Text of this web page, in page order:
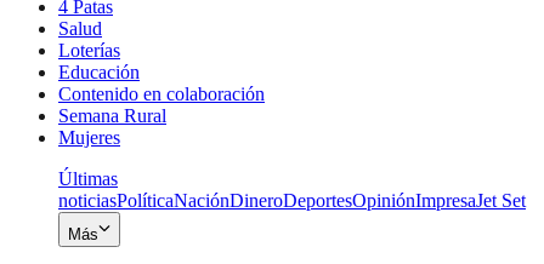
4 Patas
Salud
Loterías
Educación
Contenido en colaboración
Semana Rural
Mujeres
Últimas
noticiasPolíticaNaciónDineroDeportesOpiniónImpresaJet Set
Más